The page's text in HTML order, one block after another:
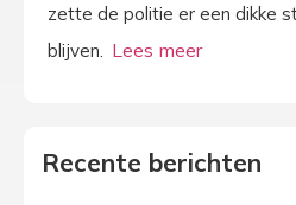
zette de politie er een dikke
blijven.
Recente berichten